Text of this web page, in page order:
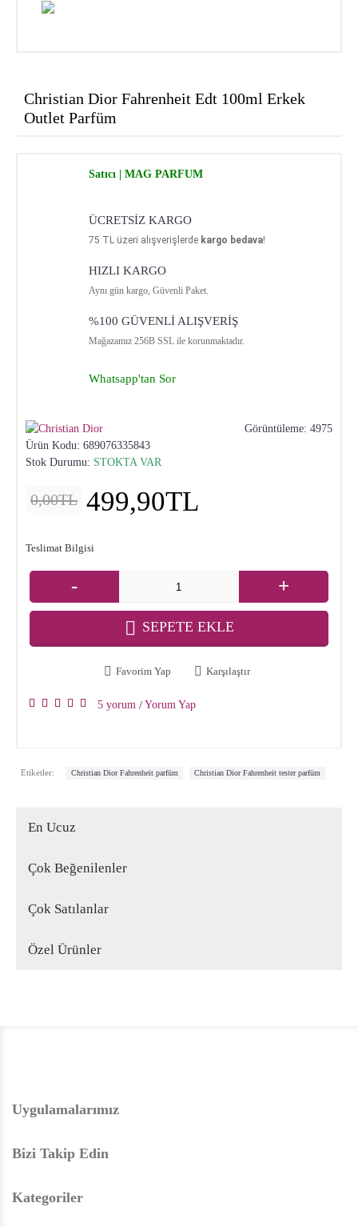
Christian Dior Fahrenheit Edt 100ml Erkek
Outlet Parfüm
Satıcı | MAG PARFUM
ÜCRETSİZ KARGO
75 TL üzeri alışverişlerde kargo bedava!
HIZLI KARGO
Aynı gün kargo, Güvenli Paket.
%100 GÜVENLİ ALIŞVERİŞ
Mağazamız 256B SSL ile korunmaktadır.
Whatsapp'tan Sor
Görüntüleme: 4975
Ürün Kodu: 689076335843
Stok Durumu: STOKTA VAR
0,00TL 499,90TL
Teslimat Bilgisi
- +
SEPETE EKLE
Favorim Yap Karşılaştır
5 yorum / Yorum Yap
Etiketler: Christian Dior Fahrenheit parfüm Christian Dior Fahrenheit tester parfüm
En Ucuz
Çok Beğenilenler
Çok Satılanlar
Özel Ürünler
Uygulamalarımız
Bizi Takip Edin
Kategoriler